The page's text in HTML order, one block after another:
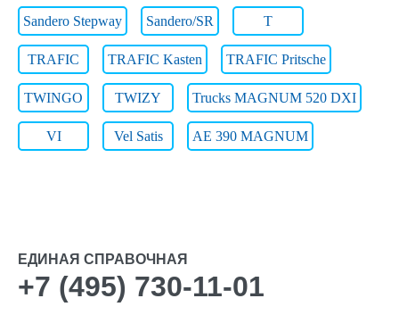
Sandero Stepway Sandero/SR T
TRAFIC TRAFIC Kasten TRAFIC Pritsche
TWINGO TWIZY Trucks MAGNUM 520 DXI
VI Vel Satis АЕ 390 MAGNUM
ЕДИНАЯ СПРАВОЧНАЯ
+7 (495) 730-11-01